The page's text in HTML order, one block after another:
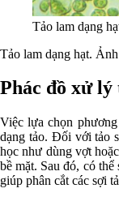
Tảo lam dạng
Tảo lam dạng hạt.
Phác đồ xử lý
Việc lựa chọn
dạng tảo. Đối với tảo
học như dùng vợt
bề mặt. Sau đó, có
giúp phân cắt các sợi